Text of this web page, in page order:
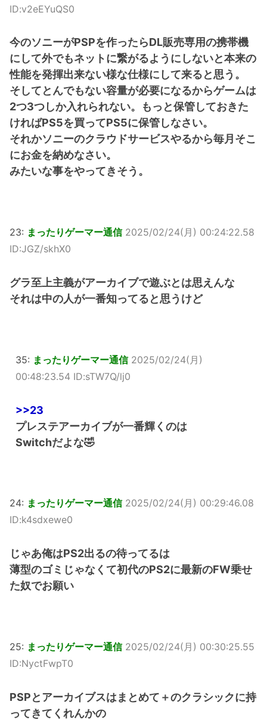
ID:v2eEYuQS0
今のソニーがPSPを作ったらDL販売専用の携帯機
にして外でもネットに繋がるようにしないと本来の
性能を発揮出来ない様な仕様にして来ると思う。
そしてとんでもない容量が必要になるからゲームは
2つ3つしか入れられない。もっと保管しておきた
ければPS5を買ってPS5に保管しなさい。
それかソニーのクラウドサービスやるから毎月そこ
にお金を納めなさい。
みたいな事をやってきそう。
23: まったりゲーマー通信 2025/02/24(月) 00:24:22.58
ID:JGZ/skhX0
グラ至上主義がアーカイブで遊ぶとは思えんな
それは中の人が一番知ってると思うけど
35: まったりゲーマー通信 2025/02/24(月)
00:48:23.54 ID:sTW7Q/lj0
>>23
プレステアーカイブが一番輝くのは
Switchだよな🤣
24: まったりゲーマー通信 2025/02/24(月) 00:29:46.08
ID:k4sdxewe0
じゃあ俺はPS2出るの待ってるは
薄型のゴミじゃなくて初代のPS2に最新のFW乗せ
た奴でお願い
25: まったりゲーマー通信 2025/02/24(月) 00:30:25.55
ID:NyctFwpT0
PSPとアーカイブスはまとめて＋のクラシックに持
ってきてくれんかの